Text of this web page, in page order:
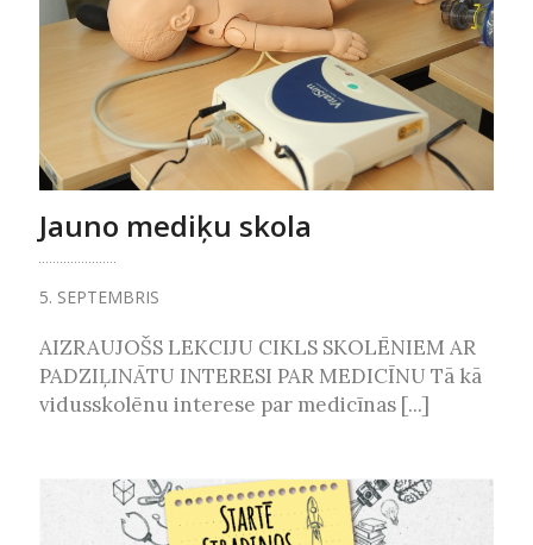
Jauno mediķu skola
5. SEPTEMBRIS
AIZRAUJOŠS LEKCIJU CIKLS SKOLĒNIEM AR
PADZIĻINĀTU INTERESI PAR MEDICĪNU Tā kā
vidusskolēnu interese par medicīnas [...]